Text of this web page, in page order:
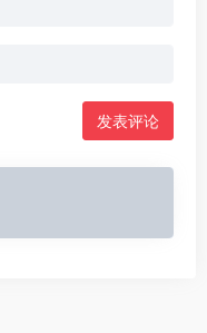
发表评论